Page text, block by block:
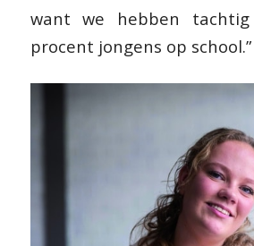
want we hebben
procent jongens op school.”